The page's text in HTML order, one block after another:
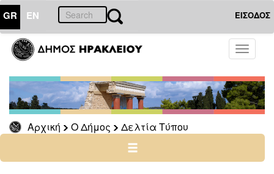
GR EN ΕΙΣΟΔΟΣ
Toggle
Αρχική Ο Δήμος Δελτία Τύπου
ΔΗΜΟΣ
Δελτία
Τύπου
Αρχείο